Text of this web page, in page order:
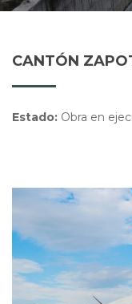
CANTÓN
Estado: Obra en